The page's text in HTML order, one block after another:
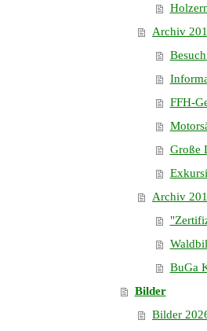
Archiv
FFH-
Große
Archiv
BuGa
Bilder
Bilder